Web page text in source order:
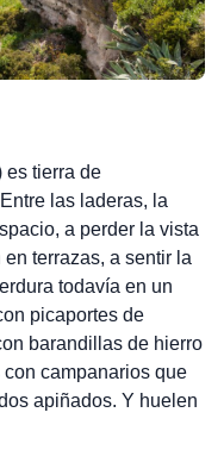
es tierra de
las laderas, la
a perder la vista
terrazas, a sentir la
todavía en un
picaportes de
barandillas de hierro
campanarios que
apiñados. Y huelen